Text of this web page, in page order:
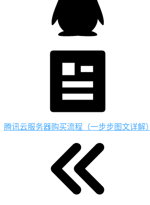
腾讯云服务器购买流程（一步步图文详解）